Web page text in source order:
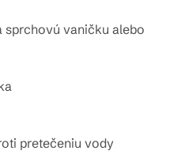
vaničku alebo
pretečeniu vody